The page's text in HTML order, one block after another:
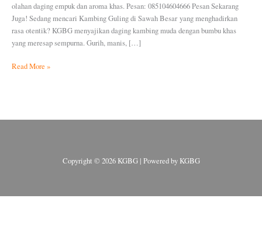
olahan daging empuk dan aroma khas. Pesan: 085104604666 Pesan Sekarang
Juga! Sedang mencari Kambing Guling di Sawah Besar yang menghadirkan
rasa otentik? KGBG menyajikan daging kambing muda dengan bumbu khas
yang meresap sempurna. Gurih, manis, […]
Read More »
Copyright © 2026 KGBG | Powered by KGBG